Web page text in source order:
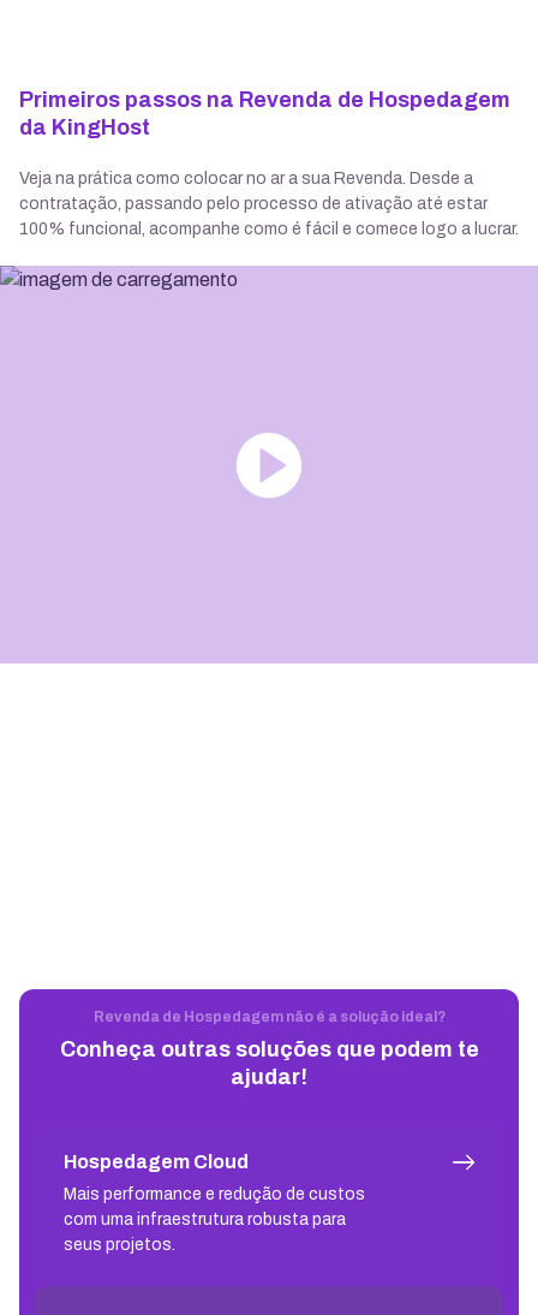
Primeiros passos na Revenda de Hospedagem
da KingHost
Veja na prática como colocar no ar a sua Revenda. Desde a
contratação, passando pelo processo de ativação até estar
100% funcional, acompanhe como é fácil e comece logo a lucrar.
Revenda de Hospedagem não é a solução ideal?
Conheça outras soluções que podem te
ajudar!
Hospedagem Cloud
Mais performance e redução de custos
com uma infraestrutura robusta para
seus projetos.